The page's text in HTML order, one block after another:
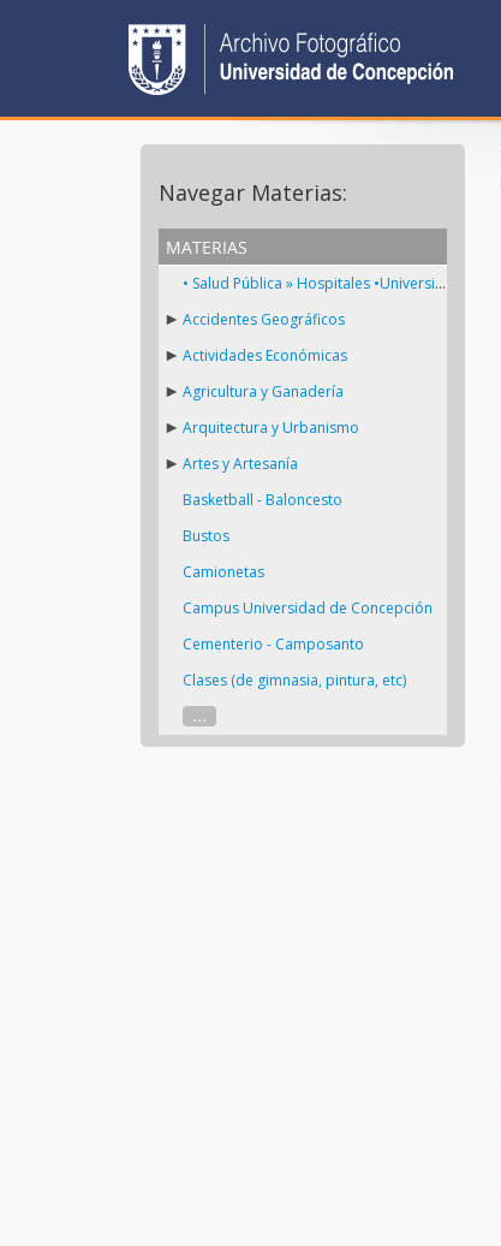
Navegar Materias:
materias
• Salud Pública » Hospitales •Universidad de Concepción » Facultad de Medicina • Universidad de Concepción
Accidentes Geográficos
Actividades Económicas
Agricultura y Ganadería
Arquitectura y Urbanismo
Artes y Artesanía
Basketball - Baloncesto
Bustos
Camionetas
Campus Universidad de Concepción
Cementerio - Camposanto
Clases (de gimnasia, pintura, etc)
...